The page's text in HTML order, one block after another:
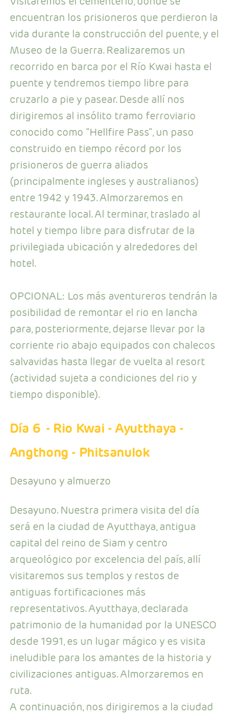
encuentran los prisioneros que perdieron la
vida durante la construcción del puente, y el
Museo de la Guerra. Realizaremos un
recorrido en barca por el Río Kwai hasta el
puente y tendremos tiempo libre para
cruzarlo a pie y pasear. Desde allí nos
dirigiremos al insólito tramo ferroviario
conocido como "Hellfire Pass", un paso
construido en tiempo récord por los
prisioneros de guerra aliados
(principalmente ingleses y australianos)
entre 1942 y 1943. Almorzaremos en
restaurante local. Al terminar, traslado al
hotel y tiempo libre para disfrutar de la
privilegiada ubicación y alrededores del
hotel.
OPCIONAL: Los más aventureros tendrán la
posibilidad de remontar el rio en lancha
para, posteriormente, dejarse llevar por la
corriente rio abajo equipados con chalecos
salvavidas hasta llegar de vuelta al resort
(actividad sujeta a condiciones del rio y
tiempo disponible).
Día 6 - Rio Kwai - Ayutthaya -
Angthong - Phitsanulok
Desayuno y almuerzo
Desayuno. Nuestra primera visita del día
será en la ciudad de Ayutthaya, antigua
capital del reino de Siam y centro
arqueológico por excelencia del país, allí
visitaremos sus templos y restos de
antiguas fortificaciones más
representativos. Ayutthaya, declarada
patrimonio de la humanidad por la UNESCO
desde 1991, es un lugar mágico y es visita
ineludible para los amantes de la historia y
civilizaciones antiguas. Almorzaremos en
ruta.
A continuación, nos dirigiremos a la ciudad